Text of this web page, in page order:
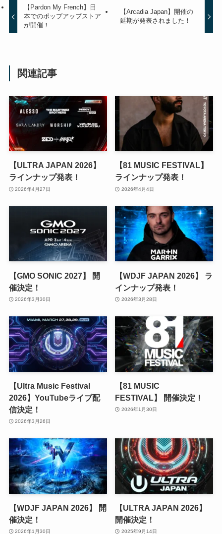
【Pardon My French】日
本でのポップアップストア
が開催！
【Arcadia Japan】開催の
延期が発表されました！
関連記事
【ULTRA JAPAN 2026】
ラインナップ発表！
2026年4月27日
【81 MUSIC FESTIVAL】
ラインナップ発表！
2026年4月4日
【GMO SONIC 2027】 開
催決定！
2026年3月30日
【WDJF JAPAN 2026】 ラ
インナップ発表！
2026年3月28日
【Ultra Music Festival
2026】YouTubeライブ配
信決定！
2026年3月26日
【81 MUSIC
FESTIVAL】 開催決定！
2026年1月30日
【WDJF JAPAN 2026】 開
催決定！
2026年1月30日
【ULTRA JAPAN 2026】
開催決定！
2025年9月14日